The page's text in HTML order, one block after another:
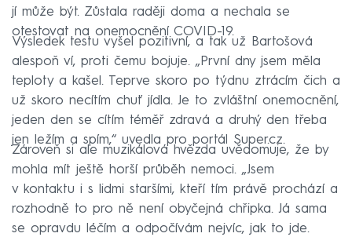
jí může být. Zůstala raději doma a nechala se
otestovat na onemocnění COVID-19.
Výsledek testu vyšel pozitivní, a tak už Bartošová
alespoň ví, proti čemu bojuje. „První dny jsem měla
teploty a kašel. Teprve skoro po týdnu ztrácím čich a
už skoro necítím chuť jídla. Je to zvláštní onemocnění,
jeden den se cítím téměř zdravá a druhý den třeba
jen ležím a spím,“ uvedla pro portál Super.cz.
Zároveň si ale muzikálová hvězda uvědomuje, že by
mohla mít ještě horší průběh nemoci. „Jsem
v kontaktu i s lidmi staršími, kteří tím právě prochází a
rozhodně to pro ně není obyčejná chřipka. Já sama
se opravdu léčím a odpočívám nejvíc, jak to jde.